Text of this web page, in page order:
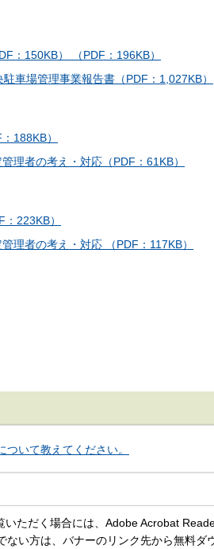
：150KB） （PDF：196KB）
車場管理事業報告書（PDF：1,027KB）
188KB）
理者の考え・対応（PDF：61KB）
223KB）
理者の考え・対応 （PDF：117KB）
いて教えてください。
いただく場合には、Adobe Acrobat
い方は、バナーのリンク先から無料ダ